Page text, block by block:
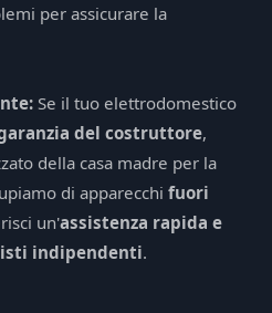
per assicurare la
Se il tuo elettrodomestico
del costruttore,
della casa madre per la
di apparecchifuori
un'assistenza rapida e
indipendenti.